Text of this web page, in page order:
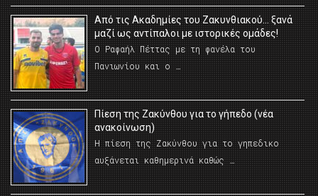
Από τις Ακαδημίες του Ζακυνθιακού… ξανά
μαζί ως αντίπαλοι με ιστορικές ομάδες!
Ο Ραφαήλ Πέττας με τη φανέλα του
Πανιωνίου και ο …
Πίεση της Ζακύνθου για το γήπεδο (νέα
ανακοίνωση)
Η πίεση της Ζακύνθου για το γηπεδικο
αυξάνεται καθημερινά καθώς …